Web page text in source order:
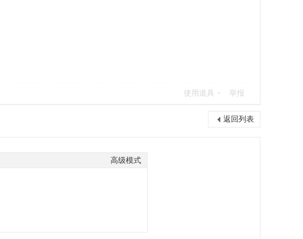
使用道具 举报
返回列表
高级模式